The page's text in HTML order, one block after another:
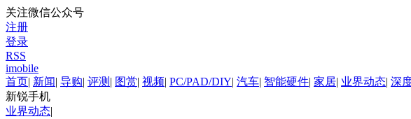
关注微信公众号
注册
登录
RSS
imobile
首页| 新闻| 导购| 评测 | 图赏| 视频| PC/PAD/DIY| 汽车| 智能硬件| 家居| 业界动态| 深
新锐手机
业界动态|